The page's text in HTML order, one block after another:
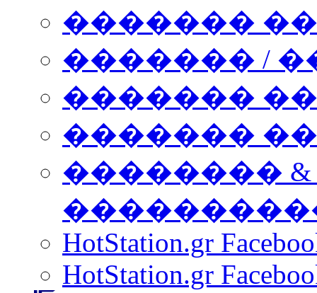
�������
������� /
�������
������� ���
��������
HotStation.gr
HotStation.gr